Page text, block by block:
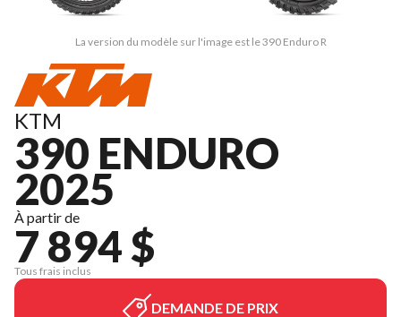
La version du modèle sur l'image est le 390 Enduro R
KTM
390 ENDURO
2025
À partir de
7 894 $
Tous frais inclus
DEMANDE DE PRIX